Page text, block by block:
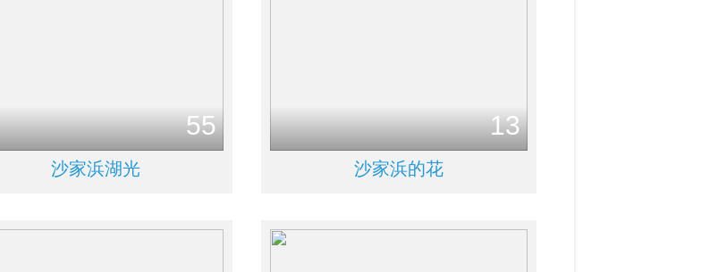
55
沙家浜湖光
13
沙家浜的花